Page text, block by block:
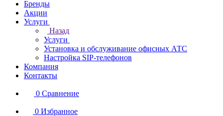
Бренды
Акции
Услуги
Назад
Услуги
Установка и обслуживание офисных АТС
Настройка SIP-телефонов
Компания
Контакты
0 Сравнение
0 Избранное